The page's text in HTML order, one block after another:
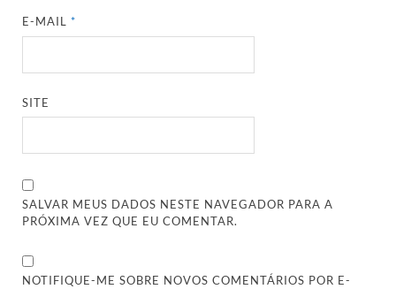
E-MAIL*
SITE
SALVAR MEUS DADOS NESTE NAVEGADOR PARA A
PRÓXIMA VEZ QUE EU COMENTAR.
NOTIFIQUE-ME SOBRE NOVOS COMENTÁRIOS POR E-